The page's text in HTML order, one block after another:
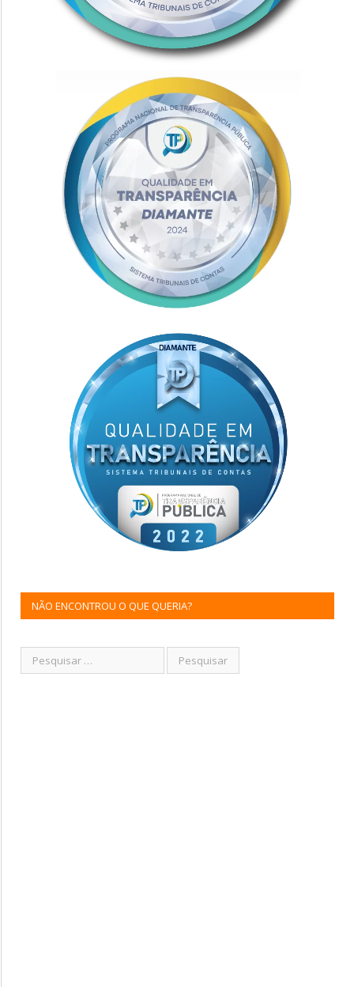
NÃO ENCONTROU O QUE QUERIA?